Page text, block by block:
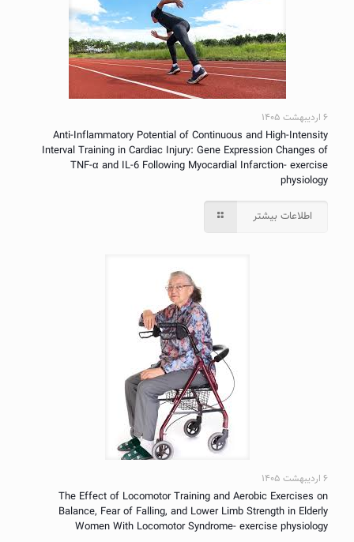
۶ اردیبهشت ۱۴۰۵
Anti-Inflammatory Potential of Continuous and High-Intensity
Interval Training in Cardiac Injury: Gene Expression Changes of
TNF-α and IL-6 Following Myocardial Infarction- exercise
physiology
اطلاعات بیشتر
۶ اردیبهشت ۱۴۰۵
The Effect of Locomotor Training and Aerobic Exercises on
Balance, Fear of Falling, and Lower Limb Strength in Elderly
Women With Locomotor Syndrome- exercise physiology